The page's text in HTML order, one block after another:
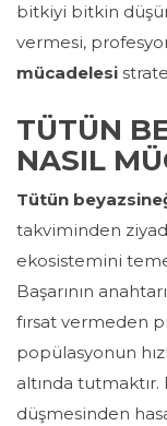
bitkiyi bitkin
vermesi,
mücadelesi
TÜTÜN
NASIL
Tütün
takviminden
ekosistemini
Başarının
fırsat vermeden
popülasyonun
altında
düşmesinden